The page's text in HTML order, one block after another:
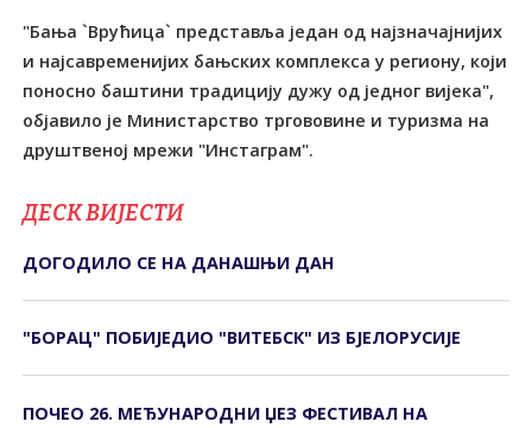
"Бања `Врућица` представља један од најзначајнијих
и најсавременијих бањских комплекса у региону, који
поносно баштини традицију дужу од једног вијека",
објавило је Министарство тргововине и туризма на
ДЕСК ВИЈЕСТИ
ДОГОДИЛО СЕ НА ДАНАШЊИ ДАН
"БОРАЦ" ПОБИЈЕДИО "ВИТЕБСК" ИЗ БЈЕЛОРУСИЈЕ
ПОЧЕО 26. МЕЂУНАРОДНИ ЏЕЗ ФЕСТИВАЛ НА